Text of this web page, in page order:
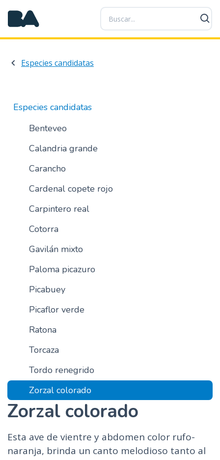
P
a
s
a
p
Especies candidatas
Especies candidatas
Benteveo
Calandria grande
Carancho
Cardenal copete rojo
Carpintero real
Cotorra
Gavilán mixto
Paloma picazuro
Picabuey
Picaflor verde
Ratona
Torcaza
Tordo renegrido
Zorzal colorado
Zorzal colorado
Esta ave de vientre y abdomen color rufo-
naranja, brinda un canto melodioso tanto al